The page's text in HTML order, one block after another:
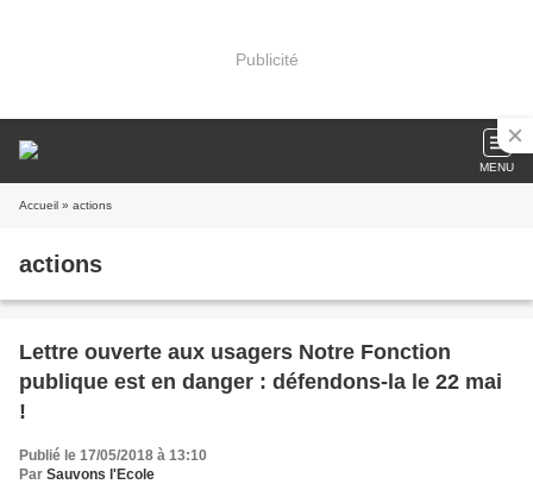
Publicité
MENU
Accueil » actions
actions
Lettre ouverte aux usagers Notre Fonction
publique est en danger : défendons-la le 22 mai
!
Publié le 17/05/2018 à 13:10
Par Sauvons l'Ecole